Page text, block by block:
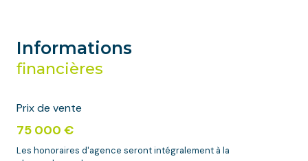
Informations
financières
Prix de vente
75 000 €
Les honoraires d'agence seront intégralement à la